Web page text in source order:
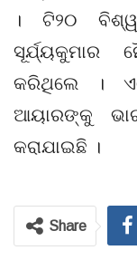
। ଟି୨୦
ସୂର୍ଯ୍ୟକୁମାର
କରିଥିଲେ ।
ଆୟାରଙ୍କୁ
କରାଯାଇଛି ।
Share